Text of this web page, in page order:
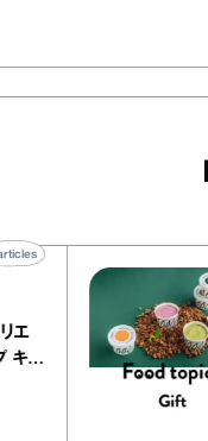
アトリエ
ープ キャ
40articles